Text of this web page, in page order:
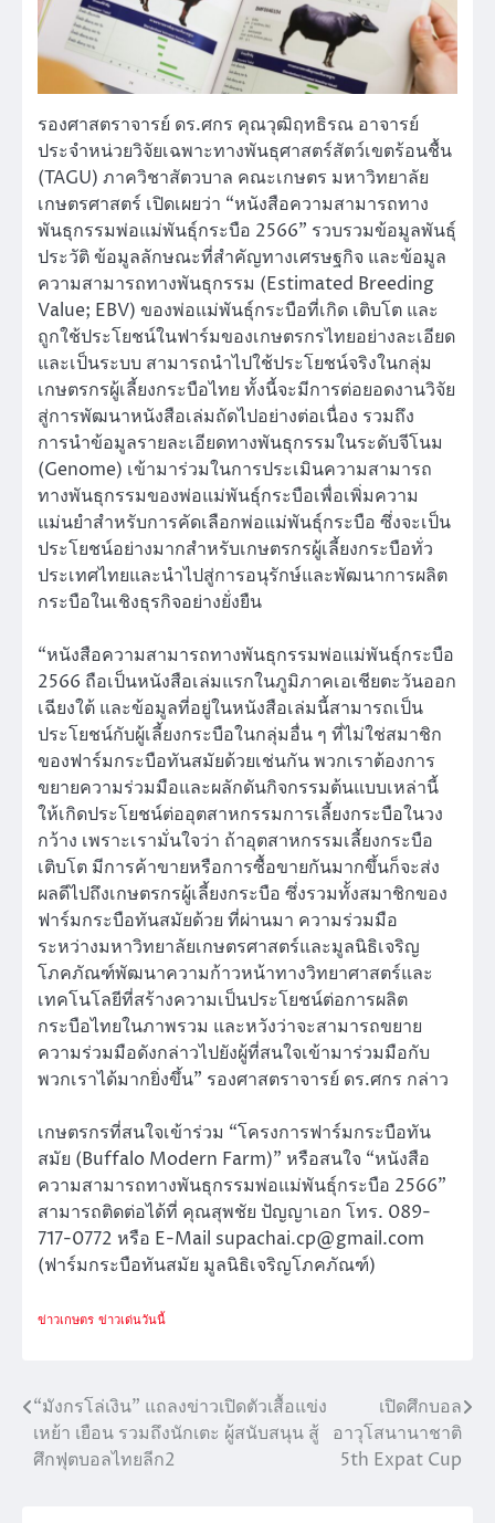
รองศาสตราจารย์ ดร.ศกร คุณวุฒิฤทธิรณ อาจารย์
ประจำหน่วยวิจัยเฉพาะทางพันธุศาสตร์สัตว์เขตร้อนชื้น
(TAGU) ภาควิชาสัตวบาล คณะเกษตร มหาวิทยาลัย
เกษตรศาสตร์ เปิดเผยว่า “หนังสือความสามารถทาง
พันธุกรรมพ่อแม่พันธุ์กระบือ 2566” รวบรวมข้อมูลพันธุ์
ประวัติ ข้อมูลลักษณะที่สำคัญทางเศรษฐกิจ และข้อมูล
ความสามารถทางพันธุกรรม (Estimated Breeding
Value; EBV) ของพ่อแม่พันธุ์กระบือที่เกิด เติบโต และ
ถูกใช้ประโยชน์ในฟาร์มของเกษตรกรไทยอย่างละเอียด
และเป็นระบบ สามารถนำไปใช้ประโยชน์จริงในกลุ่ม
เกษตรกรผู้เลี้ยงกระบือไทย ทั้งนี้จะมีการต่อยอดงานวิจัย
สู่การพัฒนาหนังสือเล่มถัดไปอย่างต่อเนื่อง รวมถึง
การนำข้อมูลรายละเอียดทางพันธุกรรมในระดับจีโนม
(Genome) เข้ามาร่วมในการประเมินความสามารถ
ทางพันธุกรรมของพ่อแม่พันธุ์กระบือเพื่อเพิ่มความ
แม่นยำสำหรับการคัดเลือกพ่อแม่พันธุ์กระบือ ซึ่งจะเป็น
ประโยชน์อย่างมากสำหรับเกษตรกรผู้เลี้ยงกระบือทั่ว
ประเทศไทยและนำไปสู่การอนุรักษ์และพัฒนาการผลิต
กระบือในเชิงธุรกิจอย่างยั่งยืน
“หนังสือความสามารถทางพันธุกรรมพ่อแม่พันธุ์กระบือ
2566 ถือเป็นหนังสือเล่มแรกในภูมิภาคเอเชียตะวันออก
เฉียงใต้ และข้อมูลที่อยู่ในหนังสือเล่มนี้สามารถเป็น
ประโยชน์กับผู้เลี้ยงกระบือในกลุ่มอื่น ๆ ที่ไม่ใช่สมาชิก
ของฟาร์มกระบือทันสมัยด้วยเช่นกัน พวกเราต้องการ
ขยายความร่วมมือและผลักดันกิจกรรมต้นแบบเหล่านี้
ให้เกิดประโยชน์ต่ออุตสาหกรรมการเลี้ยงกระบือในวง
กว้าง เพราะเรามั่นใจว่า ถ้าอุตสาหกรรมเลี้ยงกระบือ
เติบโต มีการค้าขายหรือการซื้อขายกันมากขึ้นก็จะส่ง
ผลดีไปถึงเกษตรกรผู้เลี้ยงกระบือ ซึ่งรวมทั้งสมาชิกของ
ฟาร์มกระบือทันสมัยด้วย ที่ผ่านมา ความร่วมมือ
ระหว่างมหาวิทยาลัยเกษตรศาสตร์และมูลนิธิเจริญ
โภคภัณฑ์พัฒนาความก้าวหน้าทางวิทยาศาสตร์และ
เทคโนโลยีที่สร้างความเป็นประโยชน์ต่อการผลิต
กระบือไทยในภาพรวม และหวังว่าจะสามารถขยาย
ความร่วมมือดังกล่าวไปยังผู้ที่สนใจเข้ามาร่วมมือกับ
พวกเราได้มากยิ่งขึ้น” รองศาสตราจารย์ ดร.ศกร กล่าว
เกษตรกรที่สนใจเข้าร่วม “โครงการฟาร์มกระบือทัน
สมัย (Buffalo Modern Farm)” หรือสนใจ “หนังสือ
ความสามารถทางพันธุกรรมพ่อแม่พันธุ์กระบือ 2566”
สามารถติดต่อได้ที่ คุณสุพชัย ปัญญาเอก โทร. 089-
717-0772 หรือ E-Mail supachai.cp@gmail.com
(ฟาร์มกระบือทันสมัย มูลนิธิเจริญโภคภัณฑ์)
ข่าวเกษตร ข่าวเด่นวันนี้
แนะแนว
เรื่อง
“มังกรโล่เงิน” แถลงข่าวเปิดตัวเสื้อแข่ง
เหย้า เยือน รวมถึงนักเตะ ผู้สนับสนุน สู้
ศึกฟุตบอลไทยลีก2
เปิดศึกบอล
อาวุโสนานาชาติ
5th Expat Cup